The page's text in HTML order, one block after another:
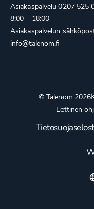
Asiakaspalvelu 0207 525
8:00 – 18:00
Asiakaspalvelun
info@talenom.fi
© Talenom 2026
Eettinen